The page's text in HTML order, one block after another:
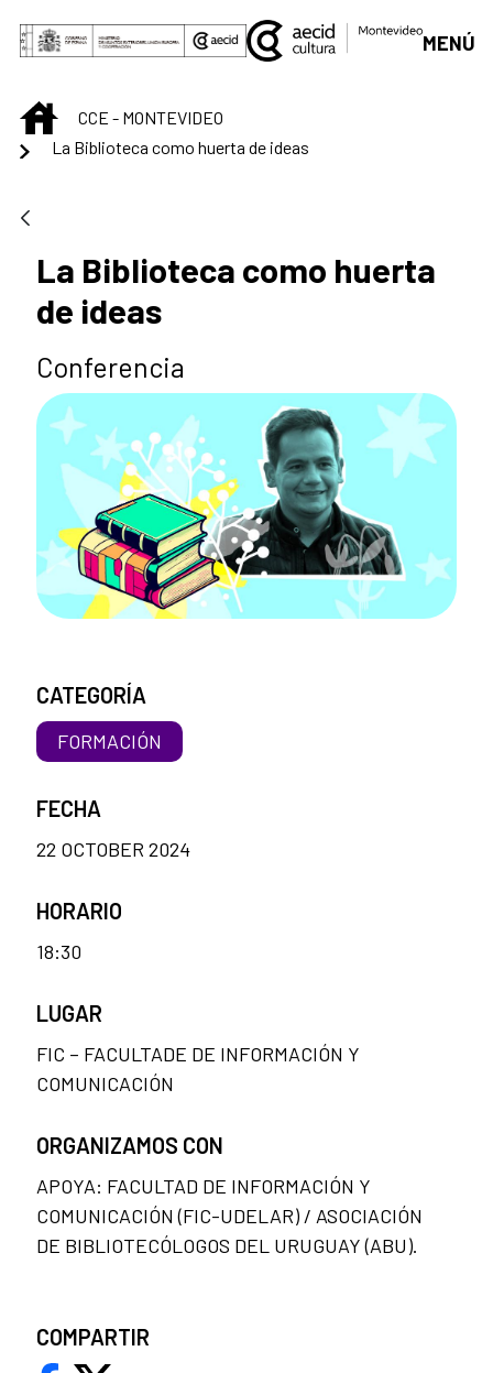
Skip to Main Content
MENÚ
INICIOCCE - MONTEVIDEO
La Biblioteca como huerta de ideas
La Biblioteca como huerta
de ideas
Conferencia
CATEGORÍA
FORMACIÓN
FECHA
22 OCTOBER 2024
HORARIO
18:30
LUGAR
FIC – FACULTADE DE INFORMACIÓN Y
COMUNICACIÓN
ORGANIZAMOS CON
APOYA: FACULTAD DE INFORMACIÓN Y
COMUNICACIÓN (FIC-UDELAR) / ASOCIACIÓN
DE BIBLIOTECÓLOGOS DEL URUGUAY (ABU).
COMPARTIR